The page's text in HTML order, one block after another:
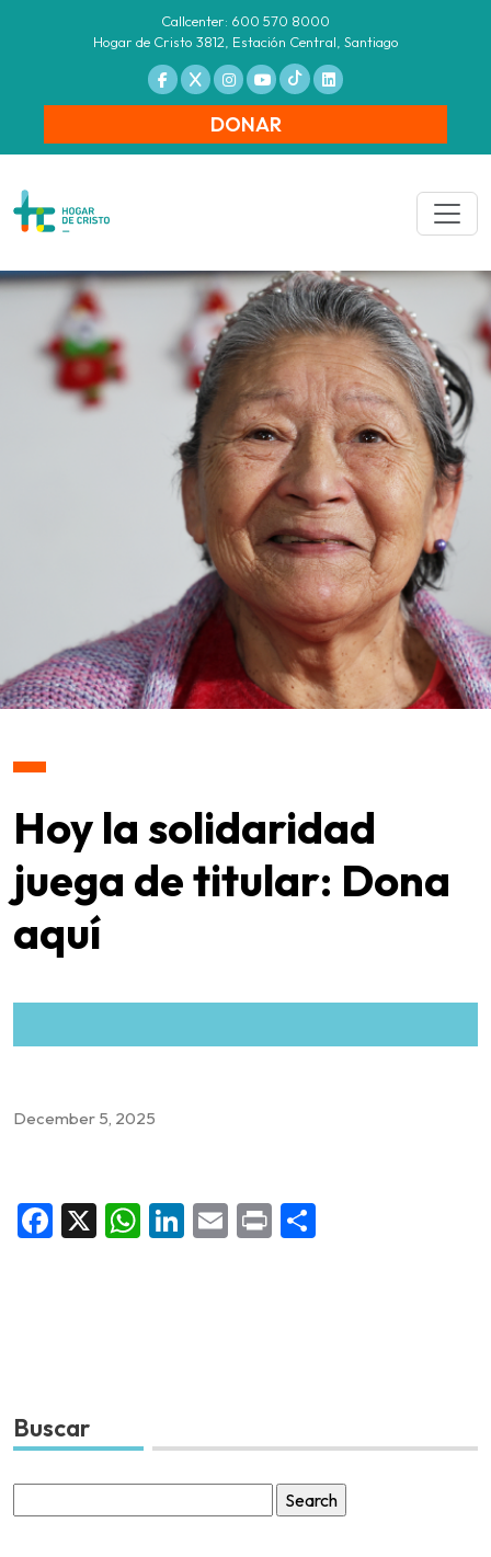
Callcenter: 600 570 8000
Hogar de Cristo 3812, Estación Central, Santiago
DONAR
Hoy la solidaridad
juega de titular: Dona
aquí
December 5, 2025
Facebook
X WhatsApp
LinkedIn
Email
Print
Buscar
for: